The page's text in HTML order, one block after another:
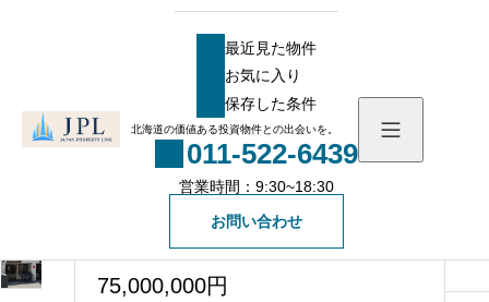
お気に入り
保存した条件
物件一覧
会社概要
北海道の価値ある投資物件との出会いを。
最近見た物件
お気に入り
保存した条件
011-522-6439
営業時間：9:30~18:30
お問い合わせ
【札幌】リバーサイドオガタ 利回り約11.12％
【札幌】リバーサイドオガタ 利回り約
駅徒歩7分！利便性と収益性を兼ね備えた注目
の一棟マンション！
75,000,000円